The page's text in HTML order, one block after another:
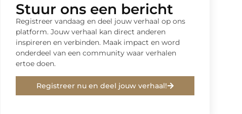
Stuur ons een bericht
Registreer vandaag en deel jouw verhaal op ons
platform. Jouw verhaal kan direct anderen
inspireren en verbinden. Maak impact en word
onderdeel van een community waar verhalen
ertoe doen.
Registreer nu en deel jouw verhaal!